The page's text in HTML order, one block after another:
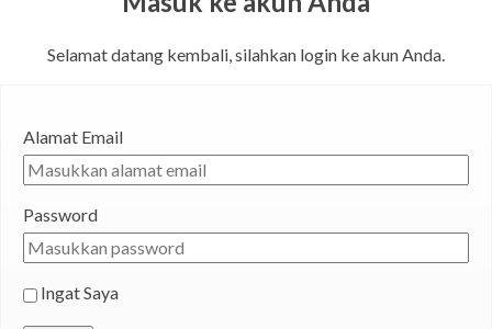
Selamat datang kembali, silahkan login ke akun Anda.
Alamat Email
Password
Ingat Saya